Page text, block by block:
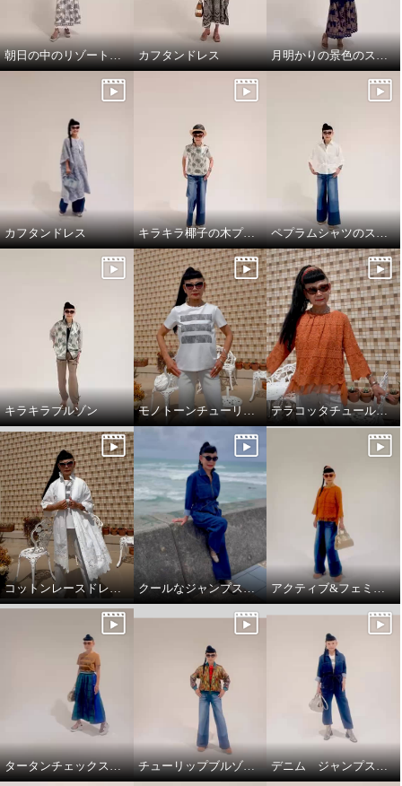
キョウコ ヒガ レースドレスコ
ート
オフホワイト Ｓ〜Ｍ
キョウコ ヒガ 接触冷感 チュー
リッププリント Ｔシャツ
ホワイト Ｍ
朝日の中のリゾート地の景色のスカートと、ドレスシャツ カフタンドレス 月明かりの景色のスカートで，リラックス!
カフタンドレス キラキラ椰子の木プルオーバーでワクワクスタイリング ペプラムシャツのスタイリング
キラキラブルゾン モノトーンチューリップ柄のTシャツ テラコッタチュールレースプルオーバー。
コットンレースドレスコート クールなジャンプスーツ‼️ アクティブ&フェミニンスタイリング
タータンチェックスカートで、新鮮スタイリング チューリップブルゾンと、ブラストパギーパンツ デニム ジャンプスーツ